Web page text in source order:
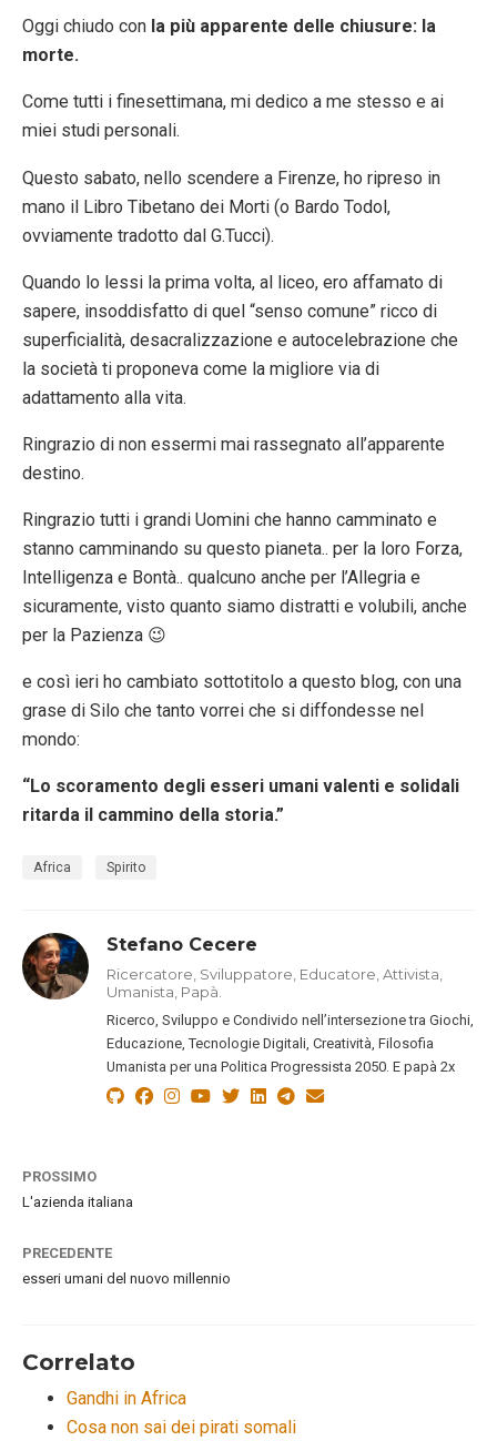
Oggi chiudo con la più apparente delle chiusure: la
morte.
Come tutti i finesettimana, mi dedico a me stesso e ai
miei studi personali.
Questo sabato, nello scendere a Firenze, ho ripreso in
mano il Libro Tibetano dei Morti (o Bardo Todol,
ovviamente tradotto dal G.Tucci).
Quando lo lessi la prima volta, al liceo, ero affamato di
sapere, insoddisfatto di quel “senso comune” ricco di
superficialità, desacralizzazione e autocelebrazione che
la società ti proponeva come la migliore via di
adattamento alla vita.
Ringrazio di non essermi mai rassegnato all’apparente
destino.
Ringrazio tutti i grandi Uomini che hanno camminato e
stanno camminando su questo pianeta.. per la loro Forza,
Intelligenza e Bontà.. qualcuno anche per l’Allegria e
sicuramente, visto quanto siamo distratti e volubili, anche
per la Pazienza 😉
e così ieri ho cambiato sottotitolo a questo blog, con una
grase di Silo che tanto vorrei che si diffondesse nel
mondo:
“Lo scoramento degli esseri umani valenti e solidali
ritarda il cammino della storia.”
Africa Spirito
Stefano Cecere
Ricercatore, Sviluppatore, Educatore, Attivista,
Umanista, Papà.
Ricerco, Sviluppo e Condivido nell’intersezione tra Giochi,
Educazione, Tecnologie Digitali, Creatività, Filosofia
Umanista per una Politica Progressista 2050. E papà 2x
PROSSIMO
L'azienda italiana
PRECEDENTE
esseri umani del nuovo millennio
Correlato
Gandhi in Africa
Cosa non sai dei pirati somali